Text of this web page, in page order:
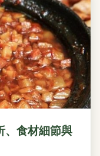
、食材細節與